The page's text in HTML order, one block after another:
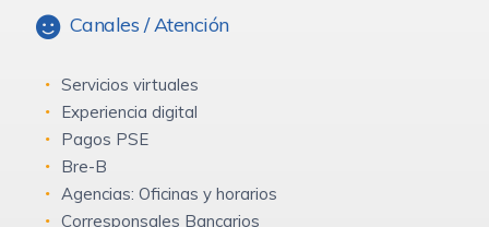
Canales / Atención
Servicios virtuales
Experiencia digital
Pagos PSE
Bre-B
Agencias: Oficinas y horarios
Corresponsales Bancarios